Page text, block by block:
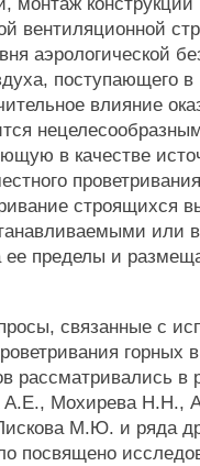
вентиляционной
аэрологической
поступающего
влияние
в качестве
строящихся
или
пределы и
связанные с
горных
рассматривались в
Мохирева H.H.,
М.Ю. и ряда
посвящено